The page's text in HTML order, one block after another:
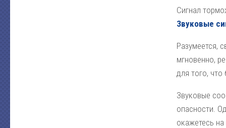
Сигнал
Звуковые
Разумеется,
мгновенно,
для того,
Звуковые
опасности.
окажетесь